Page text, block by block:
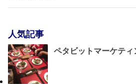
人気記事
ペタビットマーケティ